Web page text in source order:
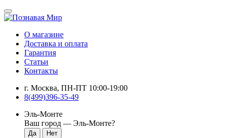
О магазине
Доставка и оплата
Гарантия
Статьи
Контакты
г. Москва, ПН-ПТ 10:00-19:00
8(499)396-35-49
Эль-Монте
Ваш город — Эль-Монте?